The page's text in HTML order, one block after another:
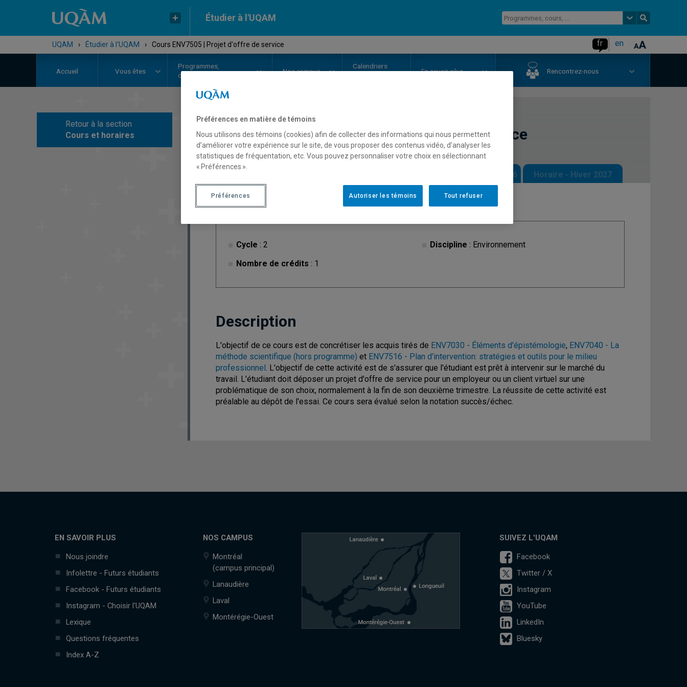
Étudier à l'UQAM
UQAM › Étudier à l'UQAM › Cours ENV7505 | Projet d'offre de service fr en
Accueil Vous êtes
Programmes,
cours et admission
Noscampus
Calendriers
En savoir plus Rencontrez-nous
Retour à la section
Cours et horaires
COURS// ENV7505-Projet d'offre de service
Horaire - Automne 2026 Horaire - Hiver 2027
Cycle : 2
Nombre de crédits : 1
Discipline : Environnement
Description
L'objectif de ce cours est de concrétiser les acquis tirés de ENV7030 - Éléments d'épistémologie, ENV7040 - La
méthode scientifique (hors programme) et ENV7516 - Plan d'intervention: stratégies et outils pour le milieu
professionnel. L'objectif de cette activité est de s'assurer que l'étudiant est prêt à intervenir sur le marché du
travail. L'étudiant doit déposer un projet d'offre de service pour un employeur ou un client virtuel sur une
problématique de son choix, normalement à la fin de son deuxième trimestre. La réussite de cette activité est
préalable au dépôt de l'essai. Ce cours sera évalué selon la notation succès/échec.
EN SAVOIR PLUS
Nous joindre
Infolettre - Futurs étudiants
Facebook - Futurs étudiants
Instagram - Choisir l'UQAM
Lexique
Questions fréquentes
Index A-Z
NOS CAMPUS
Montréal
(campus principal)
Lanaudière
Laval
Montérégie-Ouest
SUIVEZ L'UQAM
Facebook
Twitter / X
Instagram
YouTube
LinkedIn
Bluesky
Préférences en matière de témoins
Nous utilisons des témoins (cookies) afin de collecter des informations qui nous permettent
d’améliorer votre expérience sur le site, de vous proposer des contenus vidéo, d’analyser les
statistiques de fréquentation, etc. Vous pouvez personnaliser votre choix en sélectionnant
« Préférences ».
Tout refuser
Autoriser les témoins
Préférences